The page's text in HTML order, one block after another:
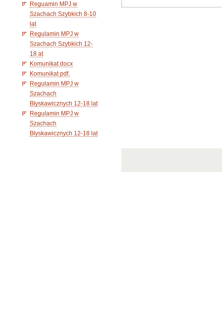
Reguamin MPJ w
Szachach Szybkich 8-10
lat
Regulamin MPJ w
Szachach Szybkich 12-
18 at
Komunikat docx
Komunikat pdf.
Regulamin MPJ w
Szachach
Błyskawicznych 12-18 lat
Regulamin MPJ w
Szachach
Błyskawicznych 12-18 lat